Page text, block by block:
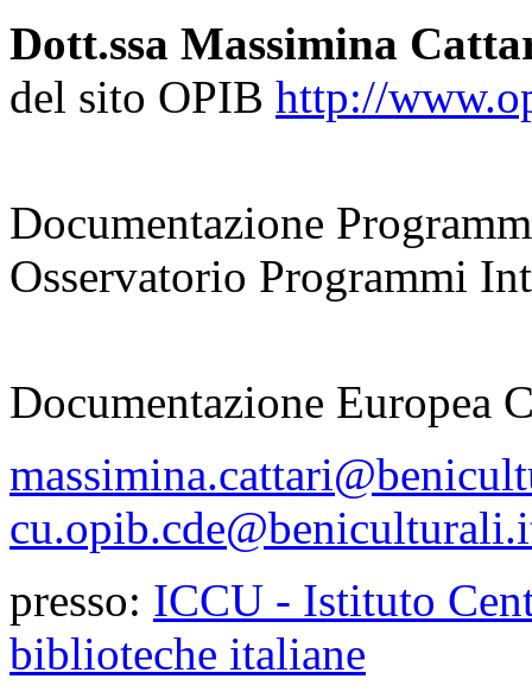
Dott.ssa Massimina
del sito OPIB http://
Documentazione
Osservatorio Programmi
Documentazione Europea
presso: ICCU - Istituto
biblioteche italiane